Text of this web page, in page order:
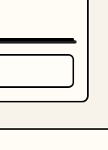
Porträt,